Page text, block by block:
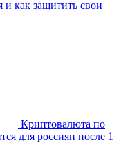
как защитить свои
Криптовалюта по
для россиян после 1